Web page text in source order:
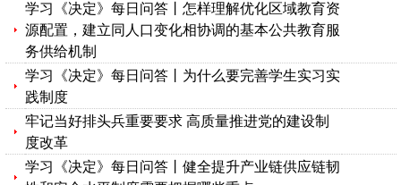
学习《决定》每日问答丨怎样理解优化区域教育资
源配置，建立同人口变化相协调的基本公共教育服
务供给机制
学习《决定》每日问答丨为什么要完善学生实习实
践制度
牢记当好排头兵重要要求 高质量推进党的建设制
度改革
学习《决定》每日问答丨健全提升产业链供应链韧